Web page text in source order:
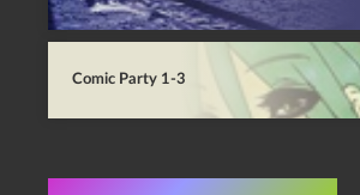
Comic Party 1-3